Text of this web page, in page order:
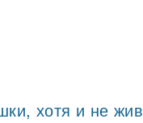
хотя и не